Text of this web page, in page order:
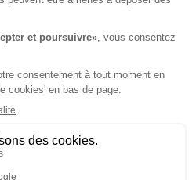
de données Retraite Plus. Mise à jour au
: